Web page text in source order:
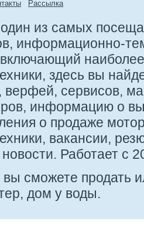
Рассылка
из самых
информационно-
включающий
здесь вы
верфей, сервисов,
информацию о
о продаже
вакансии,
Работает с
сможете продать
дом у воды.